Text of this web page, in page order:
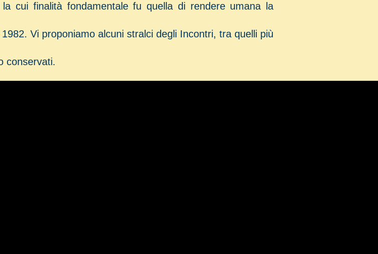
la cui finalità fondamentale fu quella di rendere umana la
Vi proponiamo alcuni stralci degli Incontri, tra quelli più
conservati.